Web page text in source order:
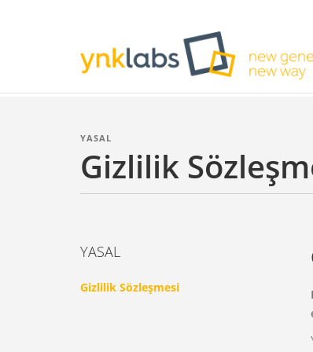
YASAL
Gizlilik
YASAL
Gizlilik Sözleşmesi